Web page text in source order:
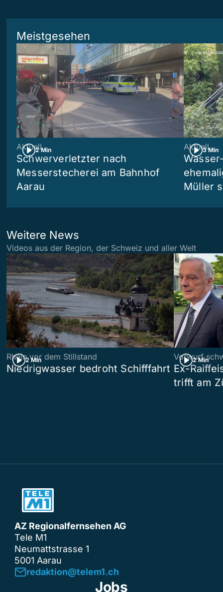
Meistgesehen
2 Min
Aktuell
Schwerverletzter nach
Messerstecherei am Bahnhof
Aarau
3 Min
Aktuell
Müller
Weitere News
Videos aus der Region, der Schweiz und aller Welt
2 Min
Rhein vor dem Stillstand
Niedrigwasser bedroht Schifffahrt
2 Min
Vorwurf
Ex-
trifft am
AZ Regionalfernsehen AG
Tele M1
Neumattstrasse 1
5001 Aarau
redaktion@telem1.ch
Jobs